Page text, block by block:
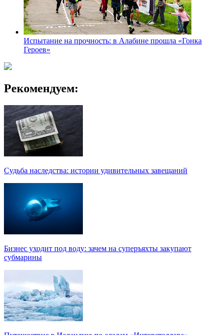
Испытание на прочность: в Алабине прошла «Гонка
Героев»
Рекомендуем:
Судьба наследства: истории удивительных завещаний
Бизнес уходит под воду: зачем на суперъяхты закупают
субмарины